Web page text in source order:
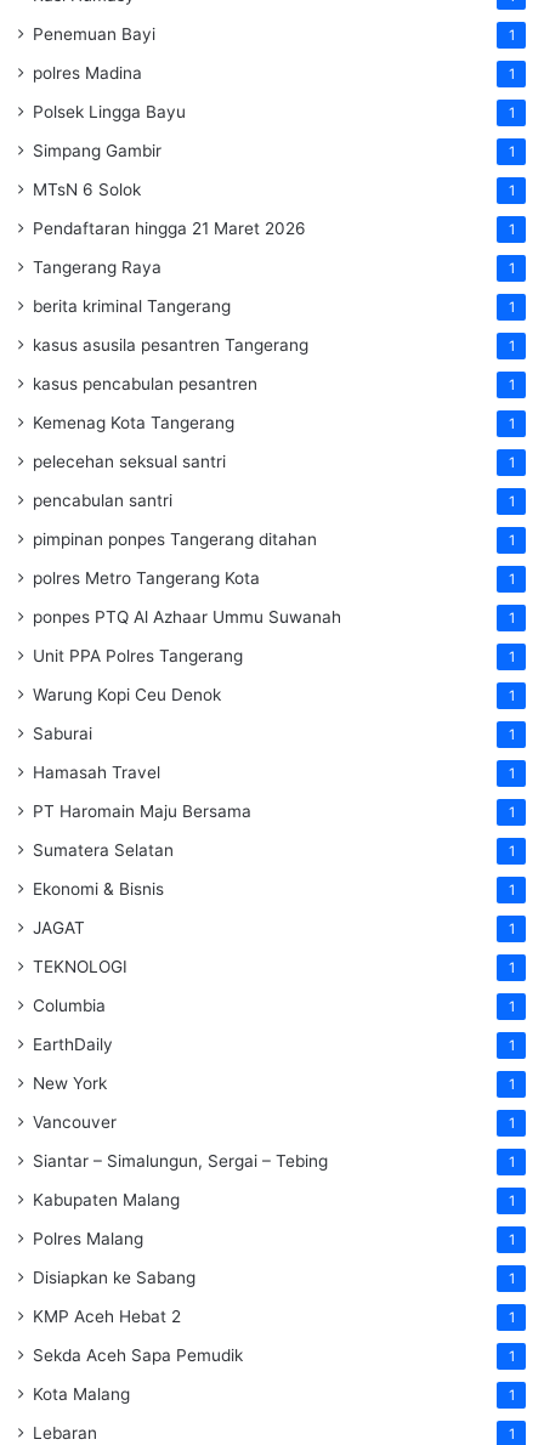
Penemuan Bayi 1
polres Madina 1
Polsek Lingga Bayu 1
Simpang Gambir 1
MTsN 6 Solok 1
Pendaftaran hingga 21 Maret 2026 1
Tangerang Raya 1
berita kriminal Tangerang 1
kasus asusila pesantren Tangerang 1
kasus pencabulan pesantren 1
Kemenag Kota Tangerang 1
pelecehan seksual santri 1
pencabulan santri 1
pimpinan ponpes Tangerang ditahan 1
polres Metro Tangerang Kota 1
ponpes PTQ Al Azhaar Ummu Suwanah 1
Unit PPA Polres Tangerang 1
Warung Kopi Ceu Denok 1
Saburai 1
Hamasah Travel 1
PT Haromain Maju Bersama 1
Sumatera Selatan 1
Ekonomi & Bisnis 1
JAGAT 1
TEKNOLOGI 1
Columbia 1
EarthDaily 1
New York 1
Vancouver 1
Siantar – Simalungun, Sergai – Tebing 1
Kabupaten Malang 1
Polres Malang 1
Disiapkan ke Sabang 1
KMP Aceh Hebat 2 1
Sekda Aceh Sapa Pemudik 1
Kota Malang 1
Lebaran 1